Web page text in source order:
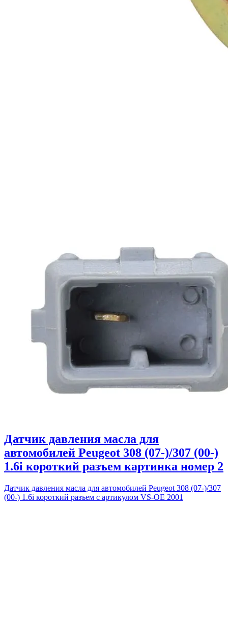
Датчик давления масла для
автомобилей Peugeot 308 (07-)/307 (00-)
1.6i короткий разъем картинка номер 2
Датчик давления масла для автомобилей Peugeot 308 (07-)/307
(00-) 1.6i короткий разъем с артикулом VS-OE 2001